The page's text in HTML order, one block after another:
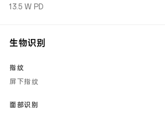
13.5 W PD
生物识别
指纹
屏下指纹
面部识别